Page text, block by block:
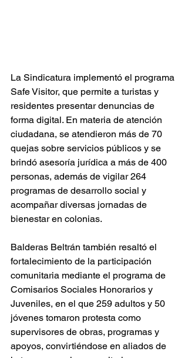
La Sindicatura implementó el programa
Safe Visitor, que permite a turistas y
residentes presentar denuncias de
forma digital. En materia de atención
ciudadana, se atendieron más de 70
quejas sobre servicios públicos y se
brindó asesoría jurídica a más de 400
personas, además de vigilar 264
programas de desarrollo social y
acompañar diversas jornadas de
bienestar en colonias.
Balderas Beltrán también resaltó el
fortalecimiento de la participación
comunitaria mediante el programa de
Comisarios Sociales Honorarios y
Juveniles, en el que 259 adultos y 50
jóvenes tomaron protesta como
supervisores de obras, programas y
apoyos, convirtiéndose en aliados de